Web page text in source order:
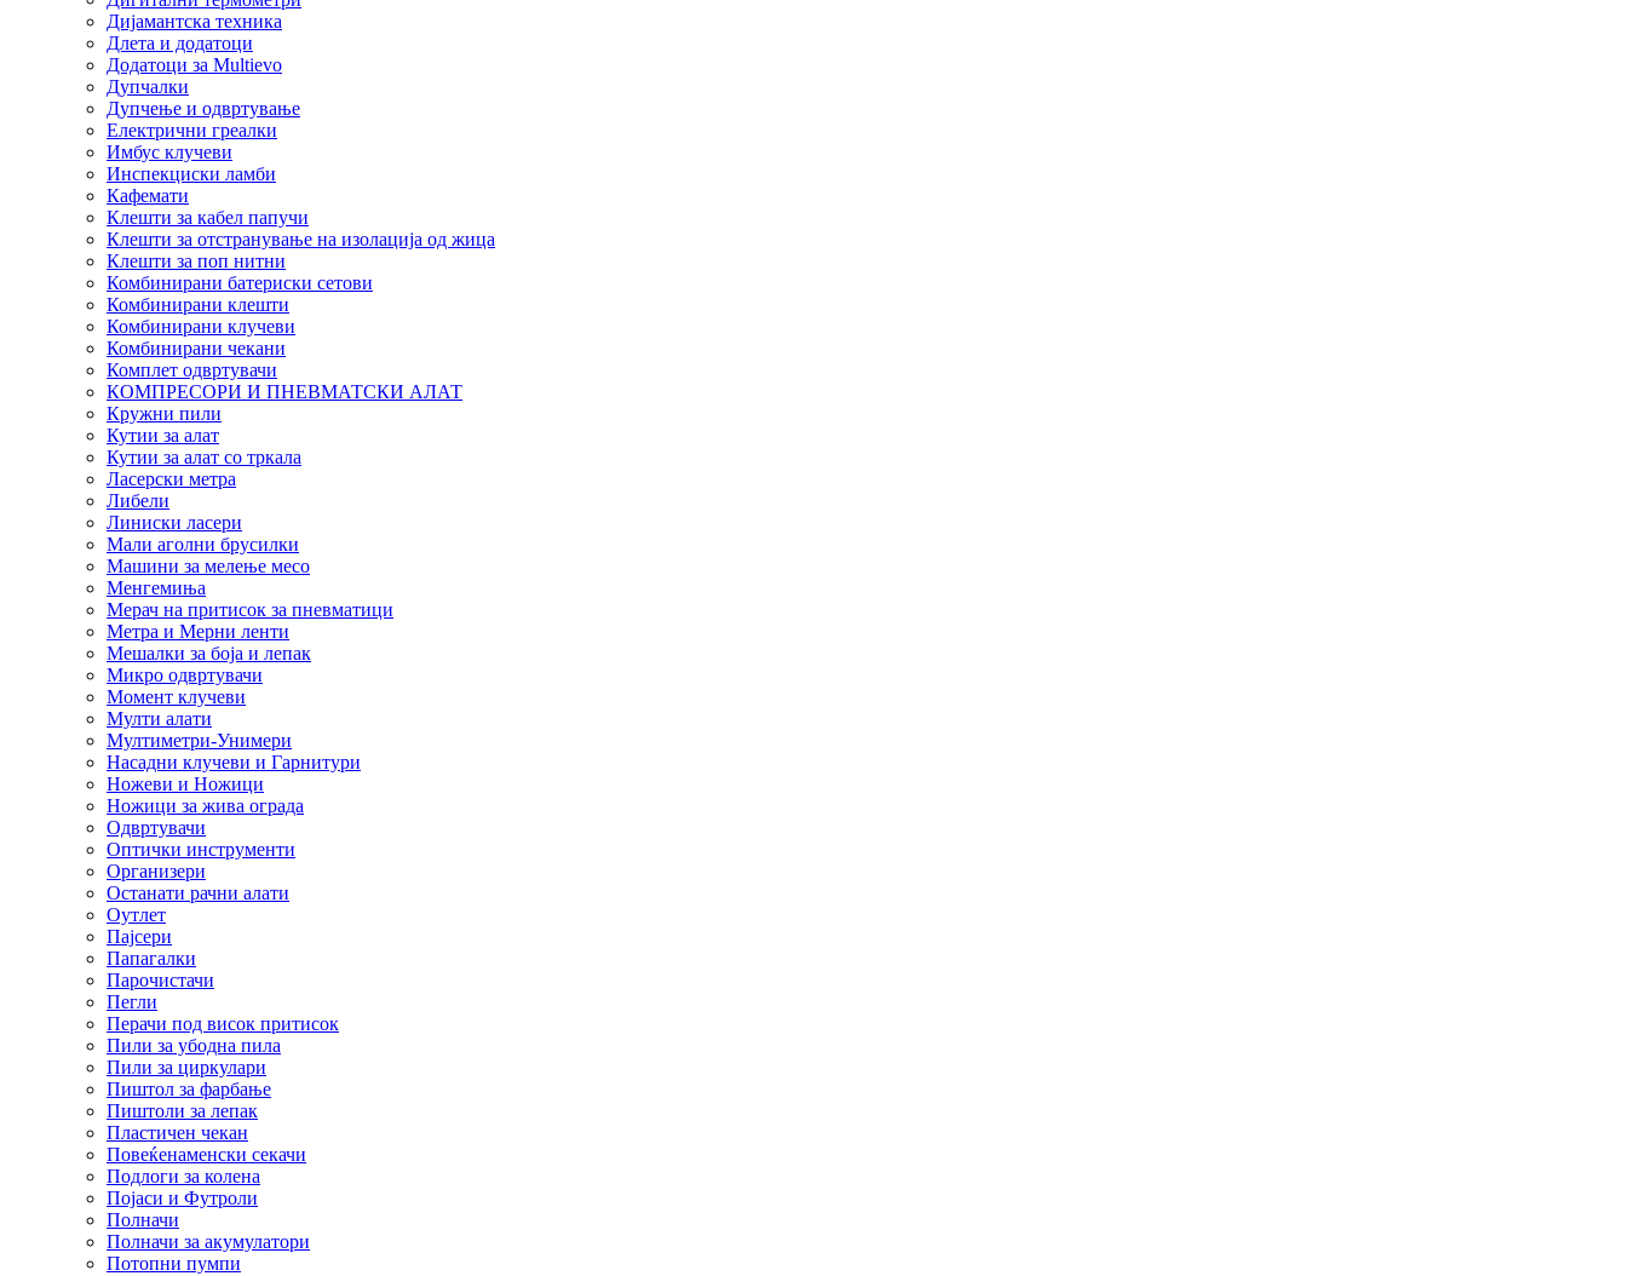
Дијамантска техника
Длета и додатоци
Додатоци за Multievo
Дупчалки
Дупчење и одвртување
Електрични греалки
Имбус клучеви
Инспекциски ламби
Кафемати
Клешти за кабел папучи
Клешти за отстранување на изолација од жица
Клешти за поп нитни
Комбинирани батериски сетови
Комбинирани клешти
Комбинирани клучеви
Комбинирани чекани
Комплет одвртувачи
КОМПРЕСОРИ И ПНЕВМАТСКИ АЛАТ
Кружни пили
Кутии за алат
Кутии за алат со тркала
Ласерски метра
Либели
Линиски ласери
Мали аголни брусилки
Машини за мелење месо
Менгемиња
Мерач на притисок за пневматици
Метра и Мерни ленти
Мешалки за боја и лепак
Микро одвртувачи
Момент клучеви
Мулти алати
Мултиметри-Унимери
Насадни клучеви и Гарнитури
Ножеви и Ножици
Ножици за жива ограда
Одвртувачи
Оптички инструменти
Организери
Останати рачни алати
Оутлет
Пајсери
Папагалки
Парочистачи
Пегли
Перачи под висок притисок
Пили за убодна пила
Пили за циркулари
Пиштол за фарбање
Пиштоли за лепак
Пластичен чекан
Повеќенаменски секачи
Подлоги за колена
Појаси и Футроли
Полначи
Полначи за акумулатори
Потопни пумпи